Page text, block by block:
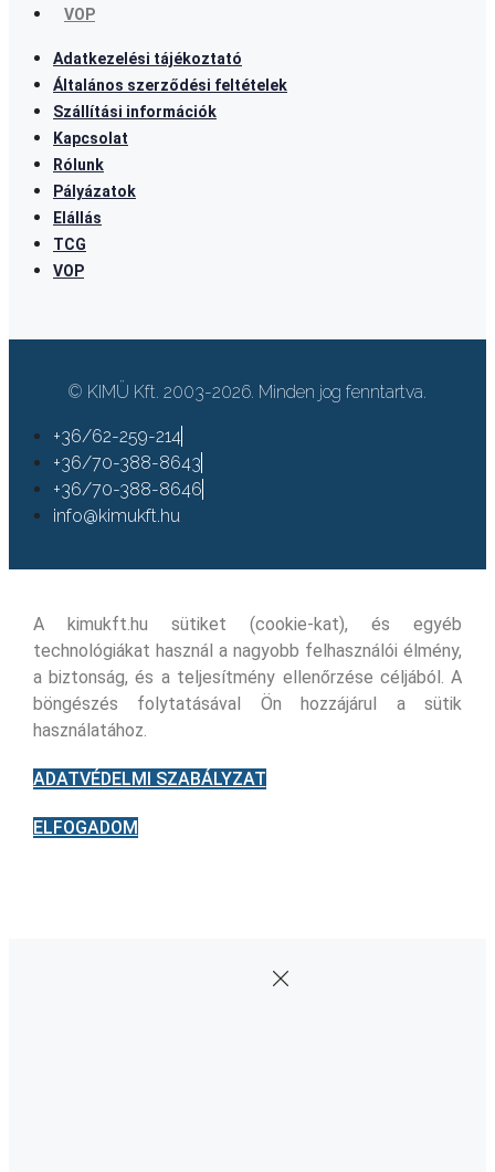
VOP
Adatkezelési tájékoztató
Általános szerződési feltételek
Szállítási információk
Kapcsolat
Rólunk
Pályázatok
Elállás
TCG
VOP
© KIMÜ Kft. 2003-2026. Minden jog fenntartva.
+36/62-259-214
+36/70-388-8643
+36/70-388-8646
info@kimukft.hu
A kimukft.hu sütiket (cookie-kat), és egyéb
technológiákat használ a nagyobb felhasználói élmény,
a biztonság, és a teljesítmény ellenőrzése céljából. A
böngészés folytatásával Ön hozzájárul a sütik
használatához.
ADATVÉDELMI SZABÁLYZAT
ELFOGADOM